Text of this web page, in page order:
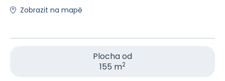
Zobrazit na mapě
Plocha od
155 m2